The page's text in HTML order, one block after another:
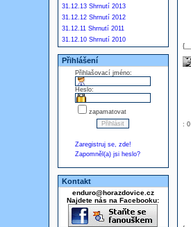
31.12.13 Shrnutí 2013
31.12.12 Shrnutí 2012
31.12.11 Shrnutí 2011
31.12.10 Shrnutí 2010
Přihlášení
Přihlašovací jméno:
Heslo:
zapamatovat
Zaregistruj se, zde!
Zapomněl(a) jsi heslo?
Kontakt
enduro@horazdovice.cz
Najdete nás na Facebooku:
: 0